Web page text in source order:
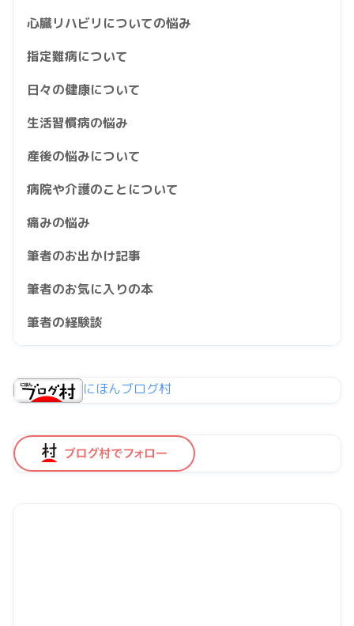
心臓リハビリについての悩み
指定難病について
日々の健康について
生活習慣病の悩み
産後の悩みについて
病院や介護のことについて
痛みの悩み
筆者のお出かけ記事
筆者のお気に入りの本
筆者の経験談
にほんブログ村